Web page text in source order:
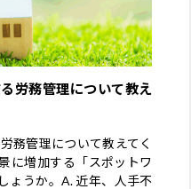
労務管理について教え
務管理について教えてく
に増加する「スポットワ
ょうか。A. 近年、人手不